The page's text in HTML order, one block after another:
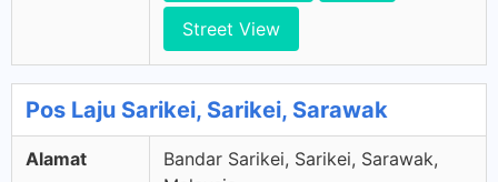
Street View
Pos Laju Sarikei, Sarikei, Sarawak
Alamat
Bandar Sarikei, Sarikei, Sarawak,